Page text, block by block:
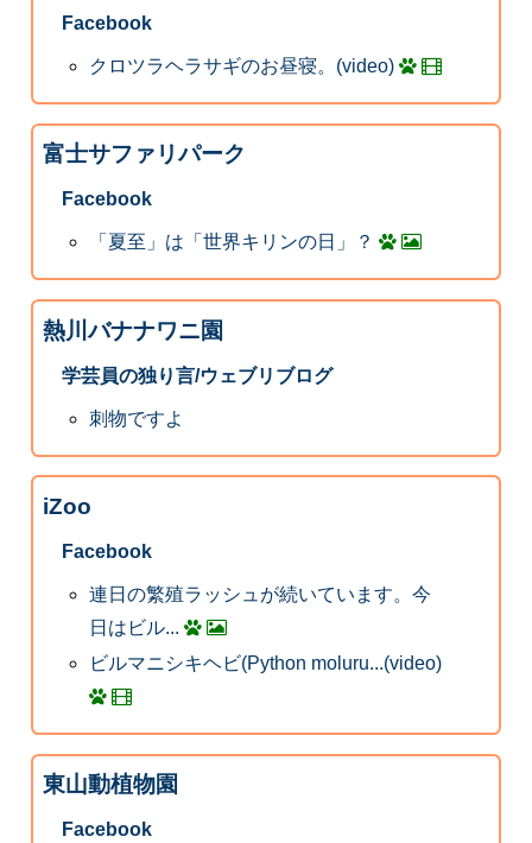
Facebook
クロツラヘラサギのお昼寝。(video)
富士サファリパーク
Facebook
「夏至」は「世界キリンの日」？
熱川バナナワニ園
学芸員の独り言/ウェブリブログ
刺物ですよ
iZoo
Facebook
連日の繁殖ラッシュが続いています。今
日はビル...
ビルマニシキヘビ(Python moluru...(video)
東山動植物園
Facebook